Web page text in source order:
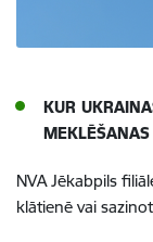
KUR
NVA Jēkabpils
klātienē vai